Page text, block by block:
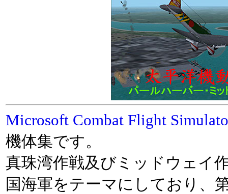
Microsoft Combat Flight
機体集です。
真珠湾作戦及びミッドウェイ
国海軍をテーマにしており、